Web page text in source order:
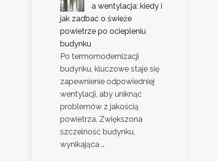
a wentylacja: kiedy i
jak zadbać o świeże
powietrze po ociepleniu
budynku
Po termomodernizacji
budynku, kluczowe staje się
zapewnienie odpowiedniej
wentylacji, aby uniknąć
problemów z jakością
powietrza. Zwiększona
szczelność budynku,
wynikająca …